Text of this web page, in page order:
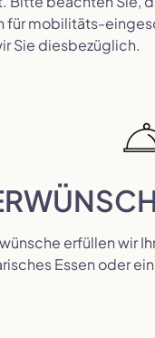
für mobilitäts-
Sie diesbezüglich.
erfüllen wir
Essen oder